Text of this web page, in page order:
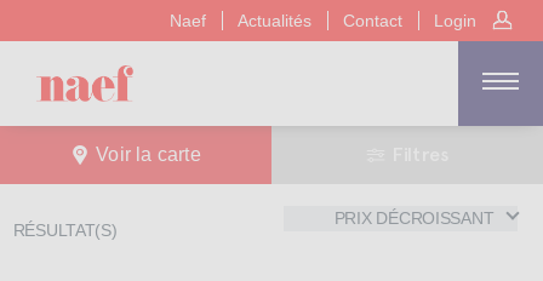
Naef Actualités Contact Login
Voir la carte
RÉSULTAT(S)
PRIX DÉCROISSANT